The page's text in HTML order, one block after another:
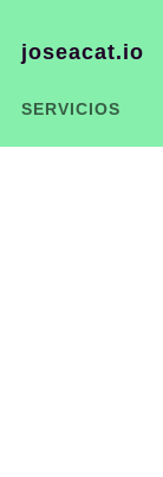
joseacat.io
SERVICIOS